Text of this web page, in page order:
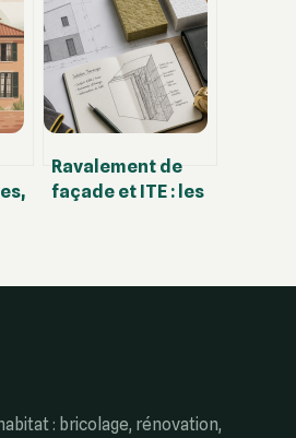
usages et impacts
concrets
Ravalement de
façade et ITE : les
énergétiques
: bricolage, rénovation,